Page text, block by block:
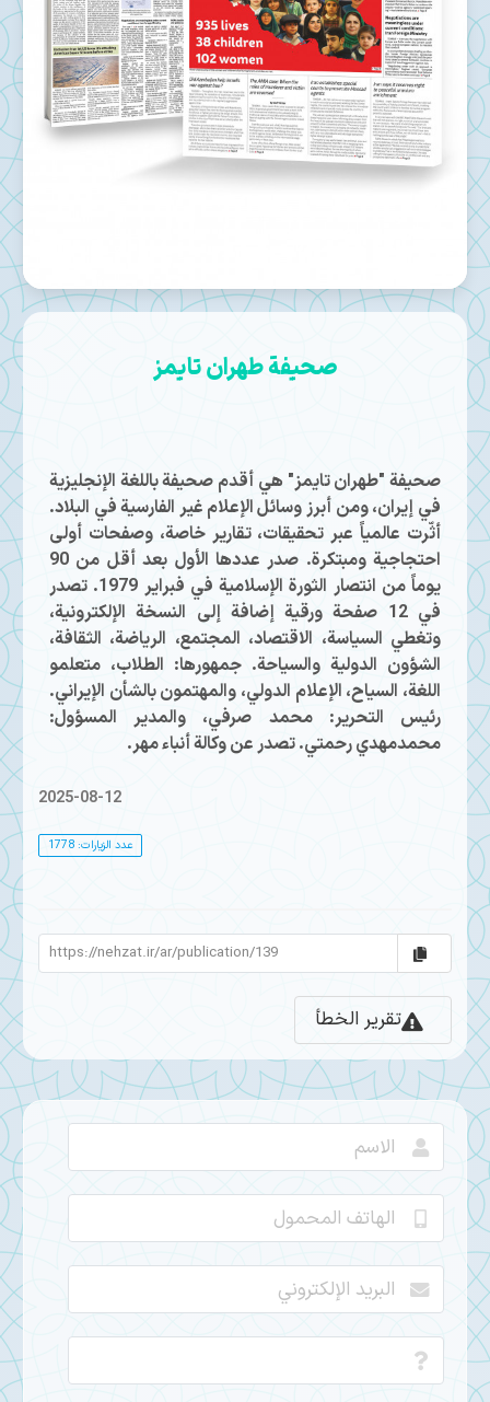
صحيفة طهران تايمز
صحيفة "طهران تايمز" هي أقدم صحيفة باللغة الإنجليزية
في إيران، ومن أبرز وسائل الإعلام غير الفارسية في البلاد.
أثّرت عالمياً عبر تحقيقات، تقارير خاصة، وصفحات أولى
احتجاجية ومبتكرة. صدر عددها الأول بعد أقل من 90
يوماً من انتصار الثورة الإسلامية في فبراير 1979. تصدر
في 12 صفحة ورقية إضافة إلى النسخة الإلكترونية،
وتغطي السياسة، الاقتصاد، المجتمع، الرياضة، الثقافة،
الشؤون الدولية والسياحة. جمهورها: الطلاب، متعلمو
اللغة، السياح، الإعلام الدولي، والمهتمون بالشأن الإيراني.
رئيس التحرير: محمد صرفي، والمدير المسؤول:
محمدمهدي رحمتي. تصدر عن وكالة أنباء مهر.
2025-08-12
عدد الزيارات: 1778
تقرير الخطأ